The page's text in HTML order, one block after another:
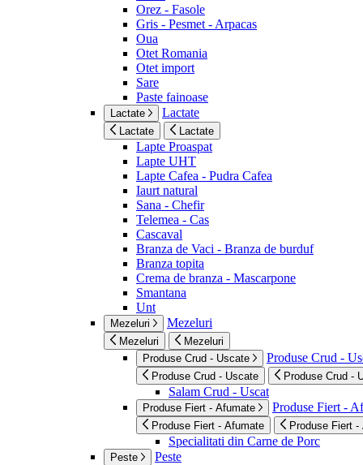
Orez - Fasole
Gris - Pesmet - Arpacas
Oua
Otet Romania
Otet import
Sare
Paste fainoase
Lactate Lactate
Lactate Lactate
Lapte Proaspat
Lapte UHT
Lapte Cafea - Pudra Cafea
Iaurt natural
Sana - Chefir
Telemea - Cas
Cascaval
Branza de Vaci - Branza de burduf
Branza topita
Crema de branza - Mascarpone
Smantana
Unt
Mezeluri Mezeluri
Mezeluri
Mezeluri
Produse Crud - Uscate
Produse Crud -
Produse Crud - Uscate Produse Crud -
Salam Crud - Uscat
Produse Fiert - Afumate Produse Fiert -
Produse Fiert - Afumate Produse Fiert -
Specialitati din Carne de Porc
Peste Peste